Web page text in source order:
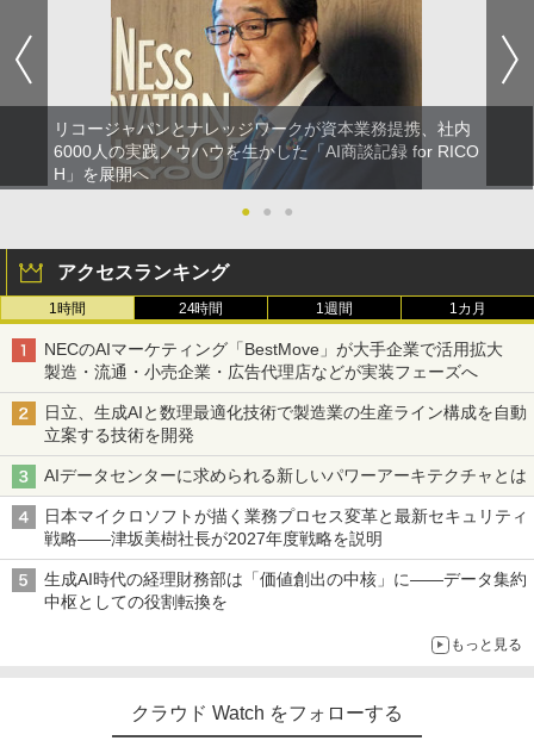
リコージャパンとナレッジワークが資本業務提携、社内
6000人の実践ノウハウを生かした「AI商談記録 for RICO
H」を展開へ
●
● ●
アクセスランキング
1時間 24時間 1週間 1カ月
NECのAIマーケティング「BestMove」が大手企業で活用拡大
製造・流通・小売企業・広告代理店などが実装フェーズへ
日立、生成AIと数理最適化技術で製造業の生産ライン構成を自動
立案する技術を開発
AIデータセンターに求められる新しいパワーアーキテクチャとは
日本マイクロソフトが描く業務プロセス変革と最新セキュリティ
戦略――津坂美樹社長が2027年度戦略を説明
生成AI時代の経理財務部は「価値創出の中核」に――データ集約
中枢としての役割転換を
もっと見る
クラウド Watch をフォローする